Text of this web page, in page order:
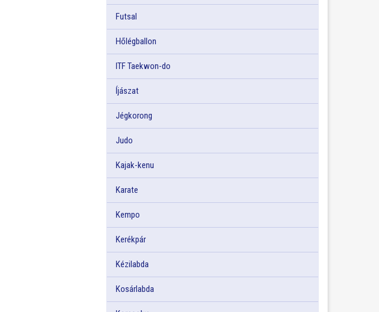
Futsal
Hőlégballon
ITF Taekwon-do
Íjászat
Jégkorong
Judo
Kajak-kenu
Karate
Kempo
Kerékpár
Kézilabda
Kosárlabda